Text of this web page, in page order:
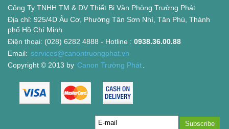
Công Ty TNHH TM & DV Thiết Bị Văn Phòng Trường Phát
Địa chỉ: 925/4D Âu Cơ, Phường Tân Sơn Nhì, Tân Phú, Thành
phố Hồ Chí Minh
Điện thoại: (028) 6282 4888 - Hotline : 0938.36.00.88
Email: services@canontruongphat.vn
Copyright © 2013 by Canon Trường Phát